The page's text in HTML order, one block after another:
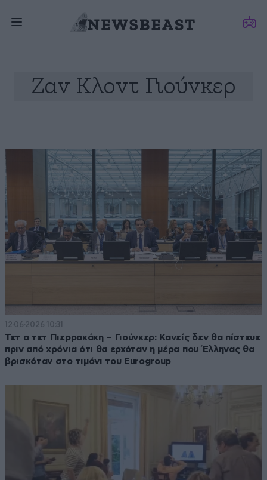
Ζαν Κλοντ Γιούνκερ
12·06·2026 10:31
Τετ α τετ Πιερρακάκη – Γιούνκερ: Κανείς δεν θα πίστευε
πριν από χρόνια ότι θα ερχόταν η μέρα που Έλληνας θα
βρισκόταν στο τιμόνι του Eurogroup